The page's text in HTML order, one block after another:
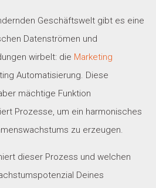
Geschäftswelt gibt es eine
Datenströmen und
wirbelt: die Marketing
Automatisierung. Diese
mächtige Funktion
Prozesse, um ein harmonisches
zu erzeugen.
dieser Prozess und welchen
Deines